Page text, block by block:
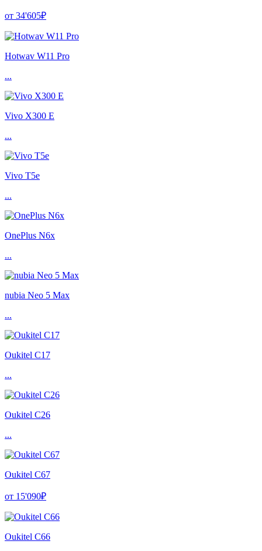
от 34'605₽
Hotwav W11 Pro
...
Vivo X300 E
...
Vivo T5e
...
OnePlus N6x
...
nubia Neo 5 Max
...
Oukitel C17
...
Oukitel C26
...
Oukitel C67
от 15'090₽
Oukitel C66